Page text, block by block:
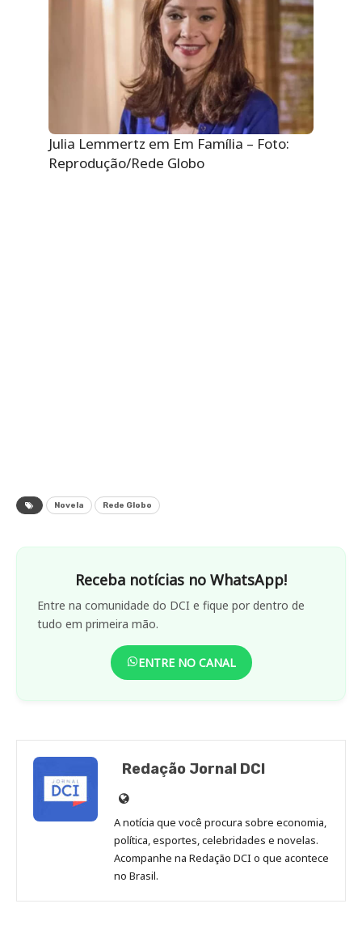
Julia Lemmertz em Em Família – Foto:
Reprodução/Rede Globo
Novela Rede Globo
Receba notícias no WhatsApp!
Entre na comunidade do DCI e fique por dentro de
tudo em primeira mão.
ENTRE NO CANAL
Redação Jornal DCI
Site
de
Redação
Jornal
DCI
A notícia que você procura sobre economia,
política, esportes, celebridades e novelas.
Acompanhe na Redação DCI o que acontece
no Brasil.